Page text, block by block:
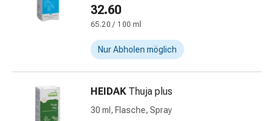
Fingerverbände
Fixationspflaster
Gazen
Kompressionsbinden
Pflaster
Pflasterbinden,
32.60
65.20 / 100 ml
Nur Abholen möglich
HEIDAK Thuja plus
30 ml, Flasche, Spray